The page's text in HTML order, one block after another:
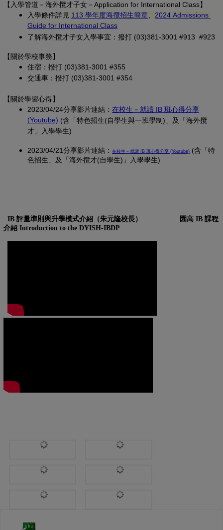
【 入學管道－ 海外攬才子女 －Application for International Class】
入學條件詳見 113 學年度海攬招生簡章 (另開新視窗)
2024 Admissions
Guide for International Class
了解海外攬才子女入學事宜：撥打 (03)381-3001 #913 #923
【關於學校事務】
住宿：撥打 (03)381-3001 #355
交通車：撥打 (03)381-3001 #354
【關於學習心得】
2023/04/24分享影片連結： 在校生－就讀 IB 班心得分享
(Youtube) (另開新視窗)
(含「特色招生(自學生與一班學制)」及「海外攬
才」入學學生)
2023/04/21分享影片連結： 在校生－就讀 IB 班心得分享 (Youtube) (另開新視窗)
(含「特
色招生」及「海外攬才(自學生)」入學學生)
IB 評量準則與升學模式介紹（朱元隆校長）
園高 IB 課程
介紹 Introduction to the DYISH-IBDP